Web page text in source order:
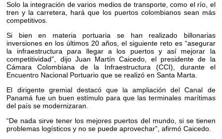
Solo la integración de varios medios de transporte, como el río, el
tren y la carretera, hará que los puertos colombianos sean más
competitivos.
Si bien en materia portuaria se han realizado billonarias
inversiones en los últimos 20 años, el siguiente reto es “asegurar
la infraestructura para llegar a los puertos y así mejorar la
competitividad”, dijo Juan Martín Caicedo, el presidente de la
Cámara Colombiana de la Infraestructura (CCI), durante el
Encuentro Nacional Portuario que se realizó en Santa Marta.
El dirigente gremial destacó que la ampliación del Canal de
Panamá fue un buen estímulo para que las terminales marítimas
del país se modernizaran.
“De nada sirve tener los mejores puertos del mundo, si se tienen
problemas logísticos y no se puede aprovechar”, afirmó Caicedo.